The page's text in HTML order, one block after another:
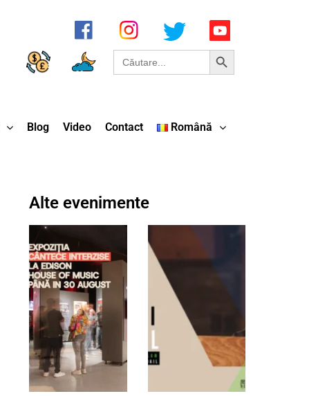
Search
for:
Search Button
Blog Video Contact Română
Alte evenimente